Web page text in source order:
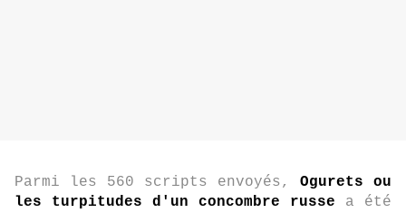
Parmi les 560 scripts envoyés, Ogurets ou
les turpitudes d'un concombre russe a été